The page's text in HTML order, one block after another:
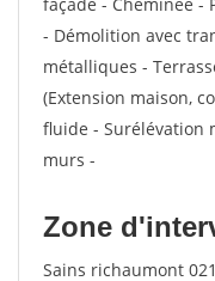
- Démolition avec
métalliques -
(Extension maison,
fluide - Surélévation
murs -
Zone
Sains richaumont